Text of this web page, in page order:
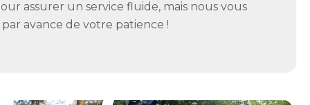
assurer un service fluide, mais nous vous
avance de votre patience !